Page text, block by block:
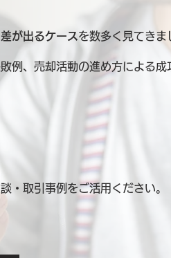
が出るケースを数多く見てきま
例、売却活動の進め方による成
・取引事例をご活用ください。